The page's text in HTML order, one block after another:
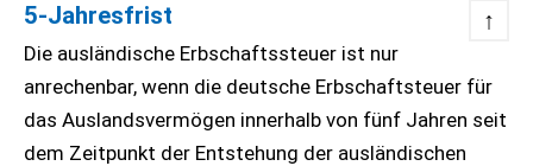
5-Jahresfrist ↑
Die ausländische Erbschaftssteuer ist nur
anrechenbar, wenn die deutsche Erbschaftsteuer für
das Auslandsvermögen innerhalb von fünf Jahren seit
dem Zeitpunkt der Entstehung der ausländischen